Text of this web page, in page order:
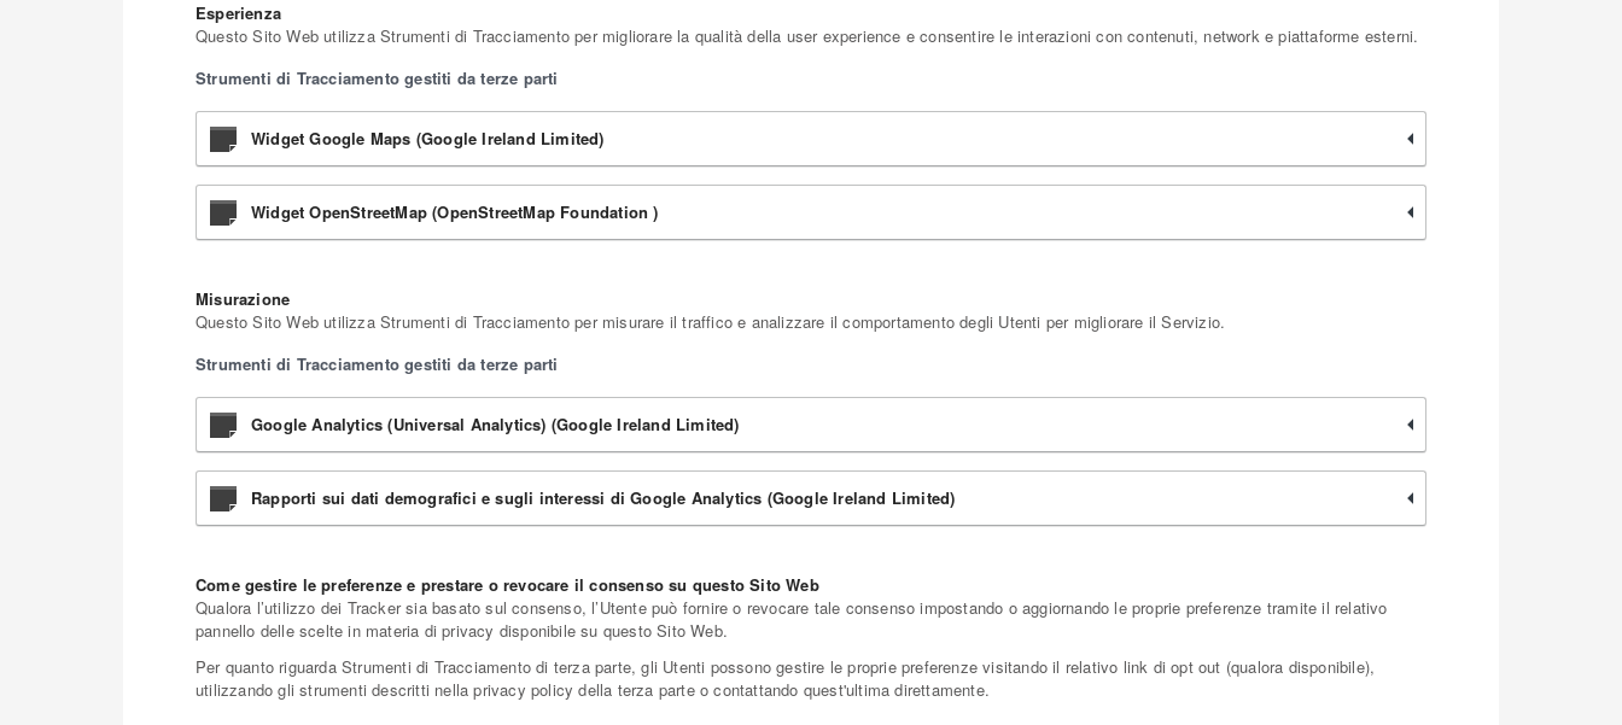
Esperienza
Questo Sito Web utilizza Strumenti di Tracciamento per migliorare la qualità della user experience e consentire le interazioni con contenuti, network e piattaforme esterni.
Strumenti di Tracciamento gestiti da terze parti
Widget Google Maps (Google Ireland Limited)
Widget OpenStreetMap (OpenStreetMap Foundation )
Misurazione
Questo Sito Web utilizza Strumenti di Tracciamento per misurare il traffico e analizzare il comportamento degli Utenti per migliorare il Servizio.
Strumenti di Tracciamento gestiti da terze parti
Google Analytics (Universal Analytics) (Google Ireland Limited)
Rapporti sui dati demografici e sugli interessi di Google Analytics (Google Ireland Limited)
Come gestire le preferenze e prestare o revocare il consenso su questo Sito Web
Qualora l’utilizzo dei Tracker sia basato sul consenso, l’Utente può fornire o revocare tale consenso impostando o aggiornando le proprie preferenze tramite il relativo
pannello delle scelte in materia di privacy disponibile su questo Sito Web.
Per quanto riguarda Strumenti di Tracciamento di terza parte, gli Utenti possono gestire le proprie preferenze visitando il relativo link di opt out (qualora disponibile),
utilizzando gli strumenti descritti nella privacy policy della terza parte o contattando quest'ultima direttamente.